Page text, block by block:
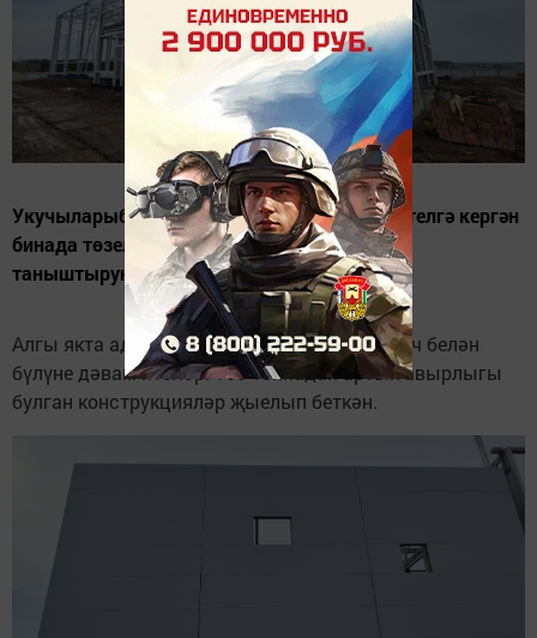
Укучыларыбыз соравы буенча, МФЦС дип телгә кергән
бинада төзелеш эшләренең барышы белән
таныштыруны дәвам итәбез.
Алгы якта админстратив бүлмәләрне кирпеч белән
бүлүне дәвам итәләр. 100 тоннадан артык авырлыгы
булган конструкцияләр җыелып беткән.